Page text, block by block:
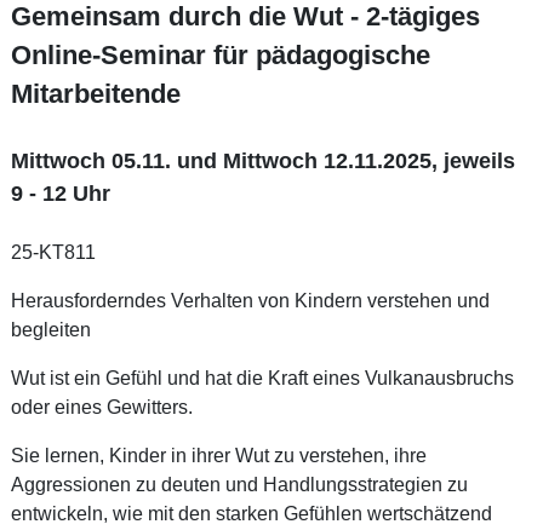
Gemeinsam durch die Wut - 2-tägiges
Online-Seminar für pädagogische
Mitarbeitende
Mittwoch 05.11. und Mittwoch 12.11.2025, jeweils
9 - 12 Uhr
25-KT811
Herausforderndes Verhalten von Kindern verstehen und
begleiten
Wut ist ein Gefühl und hat die Kraft eines Vulkanausbruchs
oder eines Gewitters.
Sie lernen, Kinder in ihrer Wut zu verstehen, ihre
Aggressionen zu deuten und Handlungsstrategien zu
entwickeln, wie mit den starken Gefühlen wertschätzend